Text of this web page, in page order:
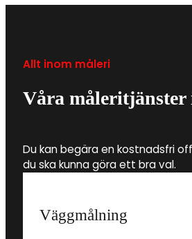
Allt inom måleri
Våra måleritjänster
Du kan begära en kostnadsfri
du ska kunna göra ett bra val.
Väggmålning